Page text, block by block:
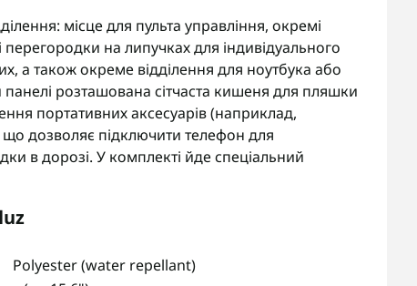
місце для пульта управління, окремі
перегородки на липучках для індивідуального
а також окреме відділення для ноутбука або
розташована сітчаста кишеня для пляшки
портативних аксесуарів (наприклад,
що дозволяє підключити телефон для
в дорозі. У комплекті йде спеціальний
Polyester (water repellant)